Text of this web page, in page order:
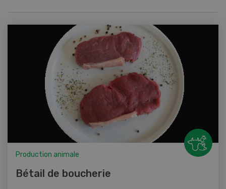
Production animale
Bétail de boucherie